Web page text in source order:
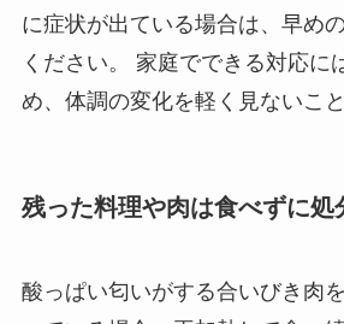
に症状が出ている場合は、早め
ください。 家庭でできる対応に
め、体調の変化を軽く見ないこ
残った料理や肉は食べずに処
酸っぱい匂いがする合いびき肉